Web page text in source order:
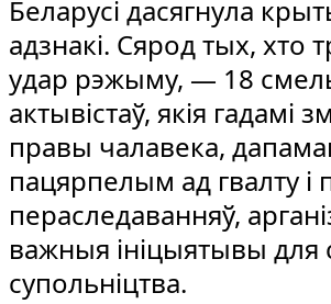
Беларусі дасягнула
адзнакі. Сярод тых, хто
удар рэжыму, — 18
актывістаў, якія гадамі
правы чалавека,
пацярпелым ад гвалту і
пераследаванняў,
важныя ініцыятывы для
супольніцтва.